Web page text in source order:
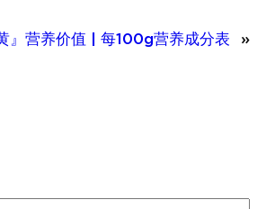
』营养价值 | 每100g营养成分表 »